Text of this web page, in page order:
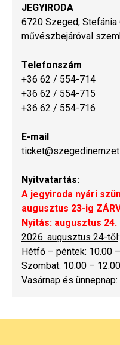
JEGYIRODA
6720 Szeged, Stefánia
művészbejáróval
Telefonszám
+36 62 / 554-714
+36 62 / 554-715
+36 62 / 554-716
E-mail
Nyitvatartás:
A jegyiroda nyári
augusztus 23-ig
Nyitás: augusztus
2026. augusztus 24-től :
Hétfő – péntek: 10.00
Szombat: 10.00 – 12.00
Vasárnap és